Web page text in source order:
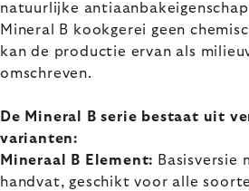
natuurlijke
Mineral B kookgerei geen
kan de productie ervan als
omschreven.
De Mineral B serie bestaat uit
varianten:
Mineraal B Element: Basisversie
handvat, geschikt voor alle